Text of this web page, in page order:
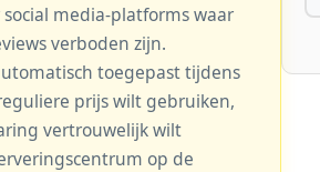
media-platforms waar
verboden zijn.
toegepast tijdens
prijs wilt gebruiken,
vertrouwelijk wilt
op de